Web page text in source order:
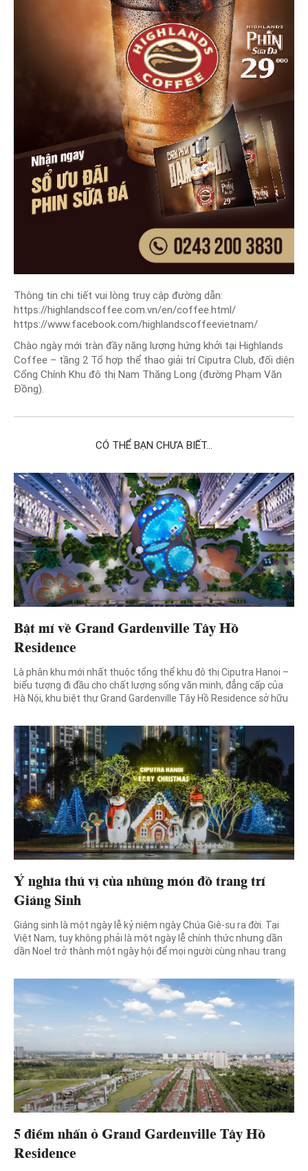
Thông tin chi tiết vui lòng truy cập đường dẫn:
https://highlandscoffee.com.vn/en/coffee.html/
https://www.facebook.com/highlandscoffeevietnam/
Chào ngày mới tràn đầy năng lượng hứng khởi tại Highlands
Coffee – tầng 2 Tổ hợp thể thao giải trí Ciputra Club, đối diện
Cổng Chính Khu đô thị Nam Thăng Long (đường Phạm Văn
Đồng).
CÓ THỂ BẠN CHƯA BIẾT...
Bật mí về Grand Gardenville Tây Hồ
Residence
Là phân khu mới nhất thuộc tổng thể khu đô thị Ciputra Hanoi –
biểu tượng đi đầu cho chất lượng sống văn minh, đẳng cấp của
Hà Nội, khu biệt thự Grand Gardenville Tây Hồ Residence sở hữu
thành một […]
Ý nghĩa thú vị của những món đồ trang trí
Giáng Sinh
Giáng sinh là một ngày lễ kỷ niệm ngày Chúa Giê-su ra đời. Tại
Việt Nam, tuy không phải là một ngày lễ chính thức nhưng dần
dần Noel trở thành một ngày hội để mọi người cùng nhau trang
[…]
5 điểm nhấn ở Grand Gardenville Tây Hồ
Residence